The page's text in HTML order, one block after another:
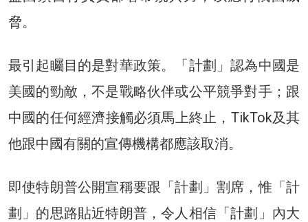
脅。
最引起矚目的是對華政策。「計劃」認為中國是
美國的勁敵，不是戰略伙伴或公平競爭對手；跟
中國的任何經濟接觸必須馬上終止，TikTok及其
他跟中國有關的宣傳機構都應該取消。
即使特朗普公開宣稱要跟「計劃」割席，惟「計
劃」的思路貼近特朗普，令人相信「計劃」內大